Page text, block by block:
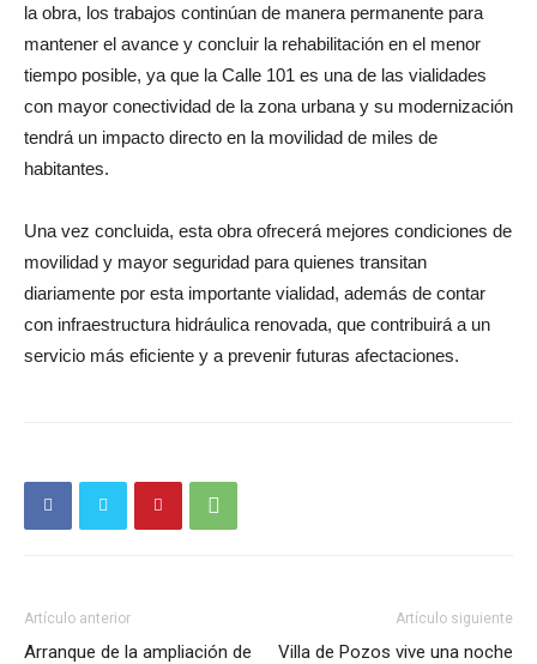
la obra, los trabajos continúan de manera permanente para
mantener el avance y concluir la rehabilitación en el menor
tiempo posible, ya que la Calle 101 es una de las vialidades
con mayor conectividad de la zona urbana y su modernización
tendrá un impacto directo en la movilidad de miles de
habitantes.
Una vez concluida, esta obra ofrecerá mejores condiciones de
movilidad y mayor seguridad para quienes transitan
diariamente por esta importante vialidad, además de contar
con infraestructura hidráulica renovada, que contribuirá a un
servicio más eficiente y a prevenir futuras afectaciones.
Artículo anterior
Arranque de la ampliación de
Artículo siguiente
Villa de Pozos vive una noche